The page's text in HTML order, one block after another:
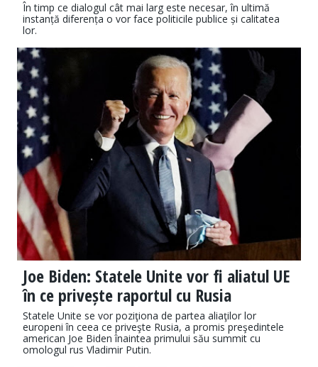
În timp ce dialogul cât mai larg este necesar, în ultimă
instanță diferența o vor face politicile publice și calitatea
lor.
Joe Biden: Statele Unite vor fi aliatul UE
în ce privește raportul cu Rusia
Statele Unite se vor poziţiona de partea aliaţilor lor
europeni în ceea ce priveşte Rusia, a promis preşedintele
american Joe Biden înaintea primului său summit cu
omologul rus Vladimir Putin.